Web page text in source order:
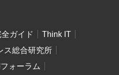
ガイド
Think IT
ス総合研究所
ォーラム